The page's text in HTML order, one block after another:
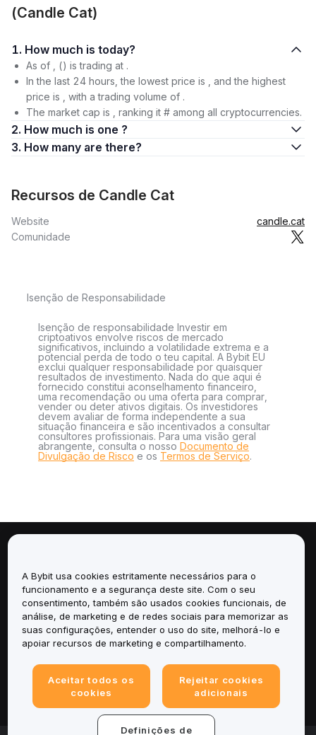
(Candle Cat)
1. How much is today?
As of , () is trading at .
In the last 24 hours, the lowest price is , and the highest
price is , with a trading volume of .
The market cap is , ranking it # among all cryptocurrencies.
2. How much is one ?
3. How many are there?
Recursos de Candle Cat
Website
candle.cat
Comunidade
Isenção de Responsabilidade
Isenção de responsabilidade Investir em
criptoativos envolve riscos de mercado
significativos, incluindo a volatilidade extrema e a
potencial perda de todo o teu capital. A Bybit EU
exclui qualquer responsabilidade por quaisquer
resultados de investimento. Nada do que aqui é
fornecido constitui aconselhamento financeiro,
uma recomendação ou uma oferta para comprar,
vender ou deter ativos digitais. Os investidores
devem avaliar de forma independente a sua
situação financeira e são incentivados a consultar
consultores profissionais. Para uma visão geral
abrangente, consulta o nosso Documento de
Divulgação de Risco e os Termos de Serviço.
Serviços
Suporte
A Bybit usa cookies estritamente necessários para o
funcionamento e a segurança deste site. Com o seu
consentimento, também são usados cookies funcionais, de
análise, de marketing e de redes sociais para memorizar as
suas configurações, entender o uso do site, melhorá-lo e
apoiar recursos de marketing e compartilhamento.
Aceitar todos os
cookies
Rejeitar cookies
adicionais
Definições de